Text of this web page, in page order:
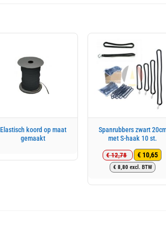
Elastisch koord op maat
gemaakt
Spanrubbers zwart
met S-haak 10 st.
€12,78
prijs
€10,65
Huidige
prijs
€ 8,80 excl. BTW